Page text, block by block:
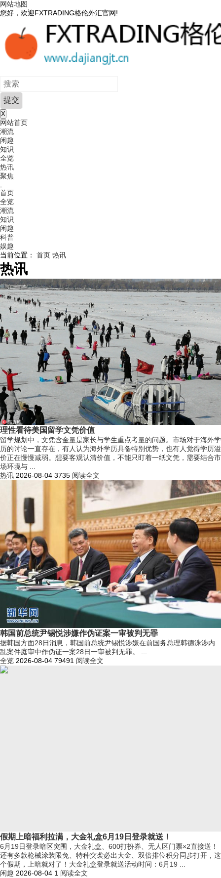
网站地图
您好，欢迎FXTRADING格伦外汇官网!
X
网站首页
潮流
闲趣
知识
全览
热讯
聚焦
首页
全览
潮流
知识
闲趣
科普
娱趣
当前位置：
首页 热讯
热讯
理性看待美国留学文凭价值
留学规划中，文凭含金量是家长与学生重点考量的问题。市场对于海外学
历的讨论一直存在，有人认为海外学历具备特别优势，也有人觉得学历溢
价正在慢慢减弱。想要客观认清价值，不能只盯着一纸文凭，需要结合市
场环境与 ...
热讯 2026-08-04 3735 阅读全文
韩国前总统尹锡悦涉嫌作伪证案一审被判无罪
据韩国方面28日消息，韩国前总统尹锡悦涉嫌在前国务总理韩德洙涉内
乱案件庭审中作伪证一案28日一审被判无罪。 ...
全览 2026-08-04 79491 阅读全文
假期上暗福利拉满，大金礼盒6月19日登录就送！
6月19日登录暗区突围，大金礼盒、600打扮券、无人区门票×2直接送！
还有多款枪械涂装限免、特种突袭必出大金、双倍排位积分同步打开，这
个假期，上暗就对了！大金礼盒登录就送活动时间：6月19 ...
闲趣 2026-08-04 1 阅读全文